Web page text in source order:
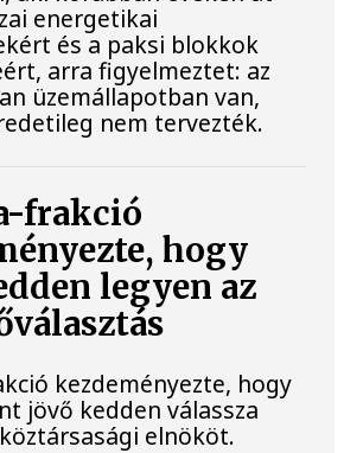
energetikai
és a paksi blokkok
arra figyelmeztet: az
üzemállapotban van,
nem tervezték.
frakció
hogy
legyen az
kezdeményezte, hogy
jövő kedden válassza
elnököt.